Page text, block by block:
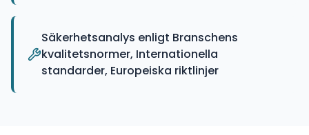
Säkerhetsanalys enligt Branschens
kvalitetsnormer, Internationella
standarder, Europeiska riktlinjer